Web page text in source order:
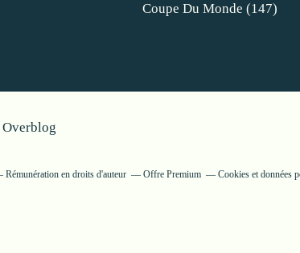
Coupe Du Monde (147)
Overblog
Rémunération en droits d'auteur Offre Premium Cookies et données